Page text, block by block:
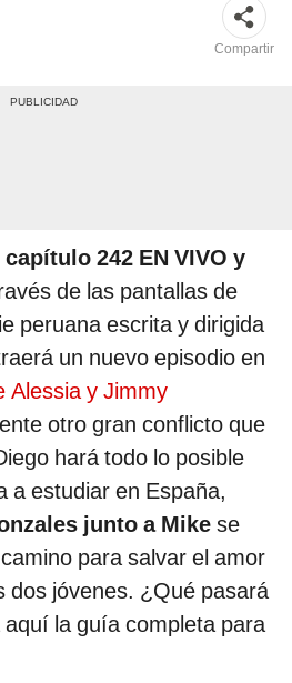
Compartir
capítulo 242 EN VIVO y
de las pantallas de
peruana escrita y dirigida
un nuevo episodio en
Alessia y Jimmy
otro gran conflicto que
hará todo lo posible
a estudiar en España,
junto a Mike se
para salvar el amor
dos jóvenes. ¿Qué pasará
aquí la guía completa para